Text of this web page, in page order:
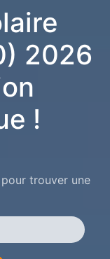
2026
!
trouver une